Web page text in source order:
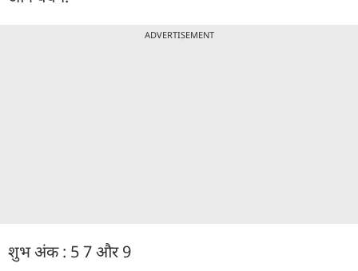
ADVERTISEMENT
शुभ अंक : 5 7 और 9